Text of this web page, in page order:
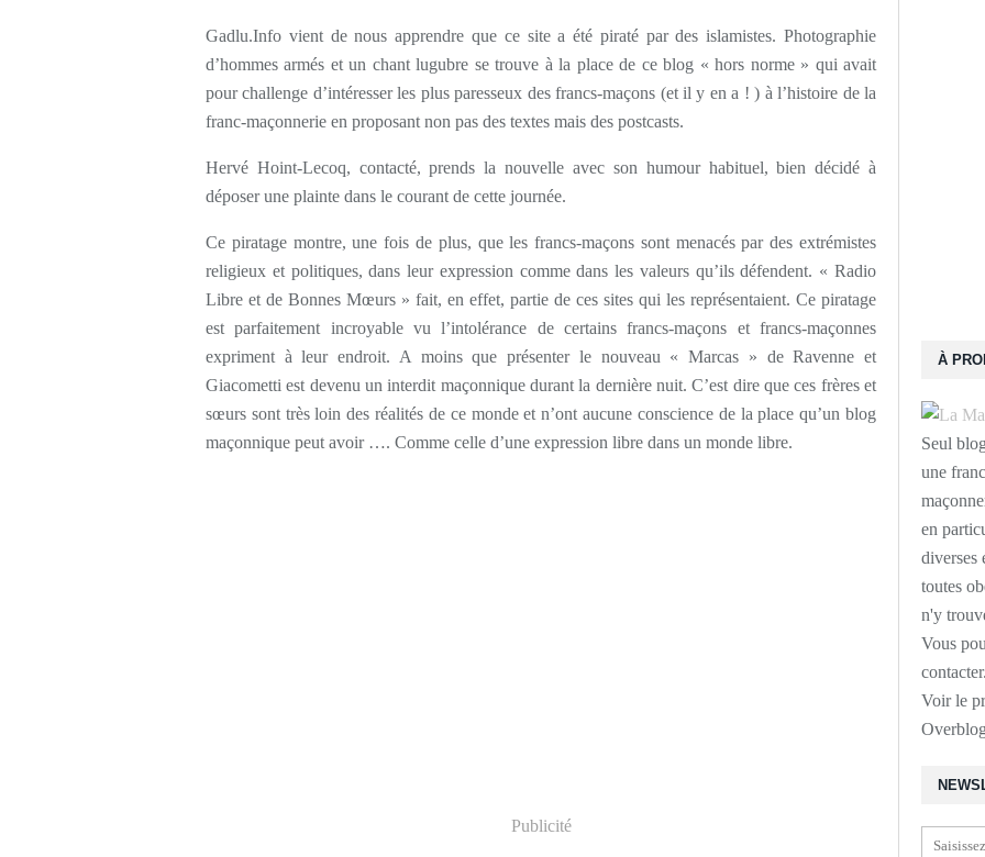
Gadlu.Info vient de nous apprendre que ce site a été piraté par des islamistes. Photographie
d’hommes armés et un chant lugubre se trouve à la place de ce blog « hors norme » qui avait
pour challenge d’intéresser les plus paresseux des francs-maçons (et il y en a ! ) à l’histoire de la
franc-maçonnerie en proposant non pas des textes mais des postcasts.
Hervé Hoint-Lecoq, contacté, prends la nouvelle avec son humour habituel, bien décidé à
déposer une plainte dans le courant de cette journée.
Ce piratage montre, une fois de plus, que les francs-maçons sont menacés par des extrémistes
religieux et politiques, dans leur expression comme dans les valeurs qu’ils défendent. « Radio
Libre et de Bonnes Mœurs » fait, en effet, partie de ces sites qui les représentaient. Ce piratage
est parfaitement incroyable vu l’intolérance de certains francs-maçons et francs-maçonnes
expriment à leur endroit. A moins que présenter le nouveau « Marcas » de Ravenne et
Giacometti est devenu un interdit maçonnique durant la dernière nuit. C’est dire que ces frères et
sœurs sont très loin des réalités de ce monde et n’ont aucune conscience de la place qu’un blog
maçonnique peut avoir …. Comme celle d’une expression libre dans un monde libre.
Publicité
À
Seul
une
en
diverses
toutes
n'y
Vous
Voir le
Overblog